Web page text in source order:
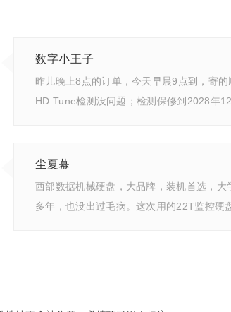
数字小王子
昨儿晚上8点的订单，今天早晨9点到，寄
HD Tune检测没问题；检测保修到2028年
尘夏幕
西部数据机械硬盘，大品牌，装机首选，
多年，也没出过毛病。这次用的22T监控硬